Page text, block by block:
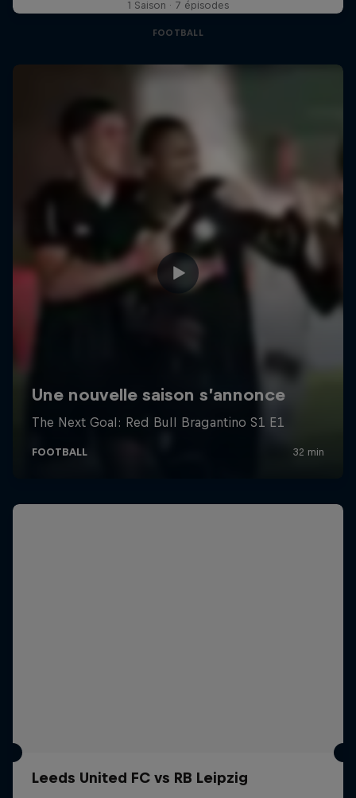
1 Saison · 7 épisodes
FOOTBALL
Leeds United FC vs RB Leipzig